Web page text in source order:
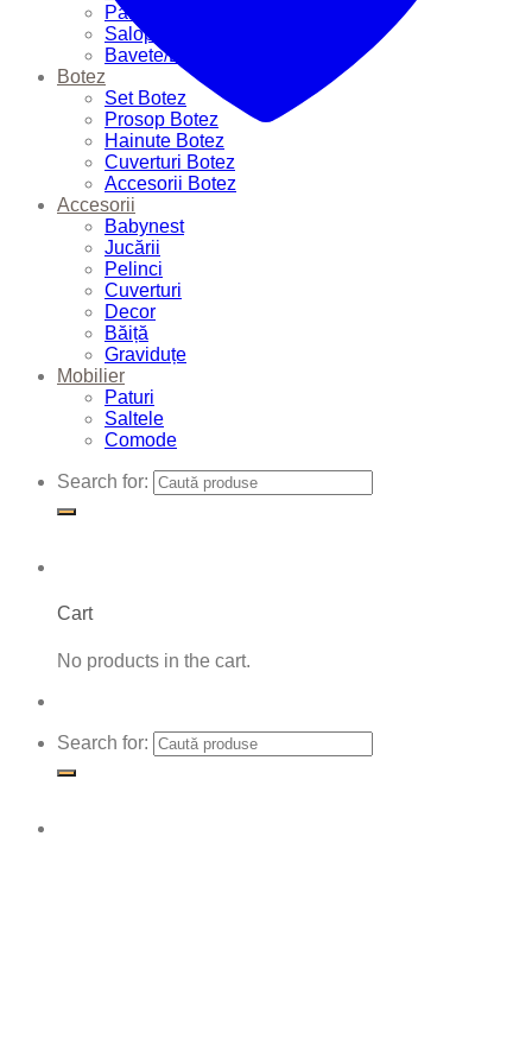
Pantalonași
Salopete
Bavete/Batiste
Botez
Set Botez
Prosop Botez
Hainute Botez
Cuverturi Botez
Accesorii Botez
Accesorii
Babynest
Jucării
Pelinci
Cuverturi
Decor
Băiță
Graviduțe
Mobilier
Paturi
Saltele
Comode
Search for:
Cart
No products in the cart.
Search for: